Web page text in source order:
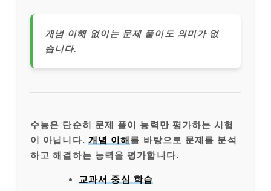
개념 이해 없이는 문제 풀이도 의미가 없
습니다.
수능은 단순히 문제 풀이 능력만 평가하는 시험
이 아닙니다. 개념 이해 를 바탕으로 문제를 분석
하고 해결하는 능력을 평가합니다.
교과서 중심 학습